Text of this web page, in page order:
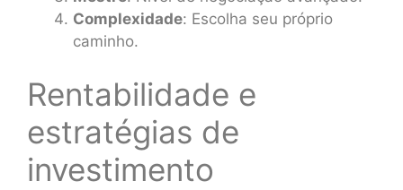
Complexidade: Escolha seu próprio
caminho.
Rentabilidade e
estratégias de
investimento